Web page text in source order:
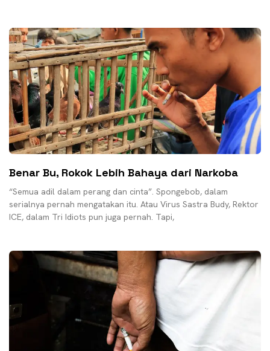
Benar Bu, Rokok Lebih Bahaya dari Narkoba
“Semua adil dalam perang dan cinta”. Spongebob, dalam
serialnya pernah mengatakan itu. Atau Virus Sastra Budy, Rektor
ICE, dalam Tri Idiots pun juga pernah. Tapi,